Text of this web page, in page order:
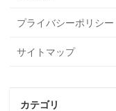
プライバシーポリシー
サイトマップ
カテゴリ